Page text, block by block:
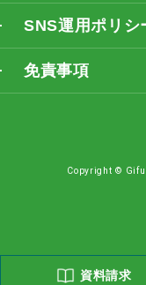
SNS運用ポリシ
免責事項
Copyright ©
資料請求